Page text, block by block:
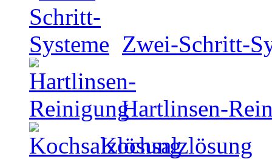
Zwei-Schritt-
Hartlinsen-
Kochsalzlösung